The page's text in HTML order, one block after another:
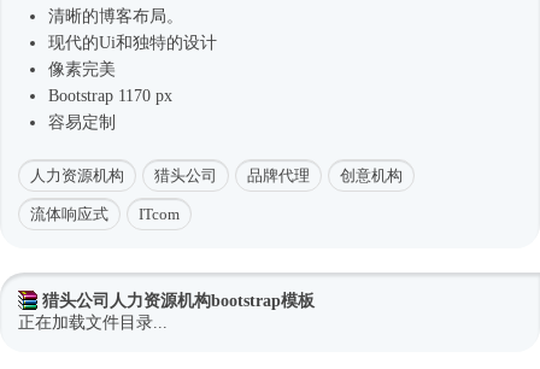
清晰的博客布局。
现代的Ui和独特的设计
像素完美
Bootstrap 1170 px
容易定制
人力资源机构 猎头公司 品牌代理 创意机构
流体响应式 ITcom
猎头公司人力资源机构bootstrap模板
正在加载文件目录...